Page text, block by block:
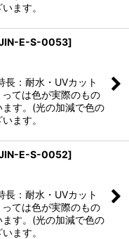
ます。
E-S-0053]
長：耐水・UVカット
ては色が実際のもの
す。(光の加減で色の
ます。
E-S-0052]
長：耐水・UVカット
ては色が実際のもの
す。(光の加減で色の
ます。